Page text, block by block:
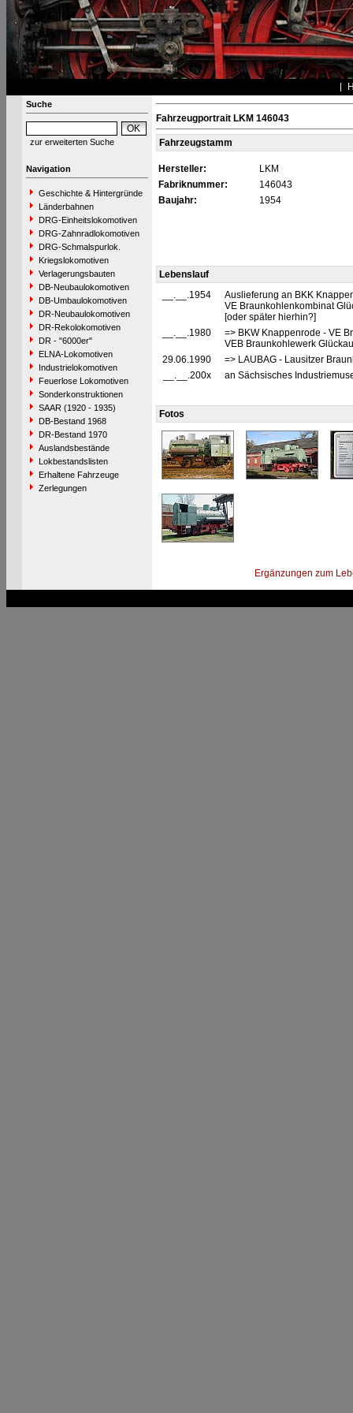
Suche
zur erweiterten Suche
Navigation
Geschichte & Hintergründe
Länderbahnen
DRG-Einheitslokomotiven
DRG-Zahnradlokomotiven
DRG-Schmalspurlok.
Kriegslokomotiven
Verlagerungsbauten
DB-Neubaulokomotiven
DB-Umbaulokomotiven
DR-Neubaulokomotiven
DR-Rekolokomotiven
DR - "6000er"
ELNA-Lokomotiven
Industrielokomotiven
Feuerlose Lokomotiven
Sonderkonstruktionen
SAAR (1920 - 1935)
DB-Bestand 1968
DR-Bestand 1970
Auslandsbestände
Lokbestandslisten
Erhaltene Fahrzeuge
Zerlegungen
Fahrzeugportrait LKM 146043
Fahrzeugstamm
Hersteller:
LKM
Fabriknummer:
146043
Baujahr:
1954
Lebenslauf
__.__.1954
Auslieferung an BKK
VE Braunkohlenkombinat
[oder später hierhin?]
__.__.1980
=> BKW Knappenrode - VE
VEB Braunkohlewerk
29.06.1990
=> LAUBAG - Lausitzer
__.__.200x
an Sächsisches
Fotos
Ergänzungen zum